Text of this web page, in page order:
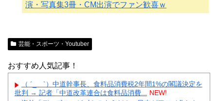
演・写真集3冊・CM出演でファン歓喜ｗ
芸能・スポーツ・Youtuber
おすすめ人気記事！
（ ´_ゝ`）中道幹事長、食料品消費税2年間1%の閣議決定を
批判 → 記者「中道改革連合は食料品消費... NEW!